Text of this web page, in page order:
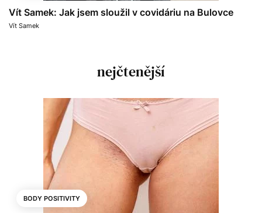
Vít Samek: Jak jsem sloužil v covidáriu na Bulovce
Vít Samek
nejčtenější
BODY POSITIVITY